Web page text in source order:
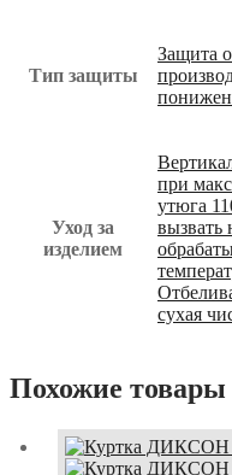
Тип защиты
Защита
Уход за
изделием
при
утюга
вызвать
сухая
Похожие товары